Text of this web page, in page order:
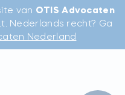
van OTIS Advocaten
Nederlands recht? Ga
Nederland